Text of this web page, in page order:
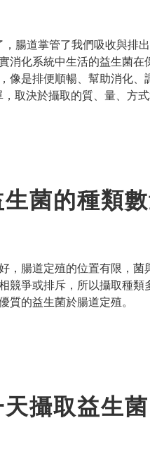
，腸道掌管了我們吸收與排
消化系統中生活的益生菌
像是排便順暢、幫助消化
取決於攝取的質、量、方式
菌的種類
，腸道定殖的位置有限，菌
競爭或排斥，所以攝取種類
質的益生菌於腸道定殖。
攝取益生